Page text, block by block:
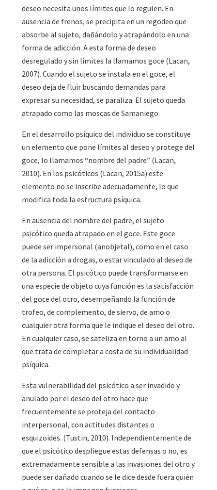
deseo necesita unos límites que lo regulen. En
ausencia de frenos, se precipita en un regodeo que
absorbe al sujeto, dañándolo y atrapándolo en una
forma de adicción. A esta forma de deseo
desregulado y sin límites la llamamos goce (Lacan,
2007). Cuando el sujeto se instala en el goce, el
deseo deja de fluir buscando demandas para
expresar su necesidad, se paraliza. El sujeto queda
atrapado como las moscas de Samaniego.
En el desarrollo psíquico del individuo se constituye
un elemento que pone límites al deseo y protege del
goce, lo llamamos “nombre del padre” (Lacan,
2010). En los psicóticos (Lacan, 2015a) este
elemento no se inscribe adecuadamente, lo que
modifica toda la estructura psíquica.
En ausencia del nombre del padre, el sujeto
psicótico queda atrapado en el goce. Este goce
puede ser impersonal (anobjetal), como en el caso
de la adicción a drogas, o estar vinculado al deseo de
otra persona. El psicótico puede transformarse en
una especie de objeto cuya función es la satisfacción
del goce del otro, desempeñando la función de
trofeo, de complemento, de siervo, de amo o
cualquier otra forma que le indique el deseo del otro.
En cualquier caso, se sateliza en torno a un amo al
que trata de completar a costa de su individualidad
psíquica.
Esta vulnerabilidad del psicótico a ser invadido y
anulado por el deseo del otro hace que
frecuentemente se proteja del contacto
interpersonal, con actitudes distantes o
esquizoides. (Tustin, 2010). Independientemente de
que el psicótico despliegue estas defensas o no, es
extremadamente sensible a las invasiones del otro y
puede ser dañado cuando se le dice desde fuera quién